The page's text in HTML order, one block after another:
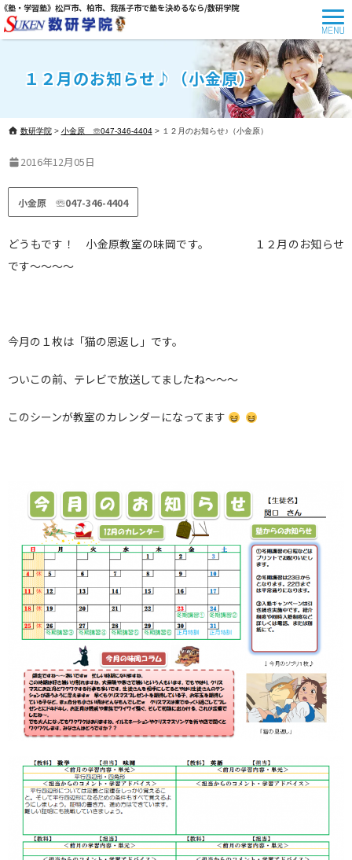
《塾・学習塾》松戸市、柏市、我孫子市で塾を決めるなら/数研学院
１２月のお知らせ♪（小金原）
数研学院> 小金原 ☏047-346-4404> １２月のお知らせ♪（小金原）
2016年12月05日
小金原 ☏047-346-4404
どうもです！ 小金原教室の味岡です。 １２月のお知らせ
です～～～～
今月の１枚は「猫の恩返し」です。
ついこの前、テレビで放送してましたね～～～
このシーンが教室のカレンダーになってます